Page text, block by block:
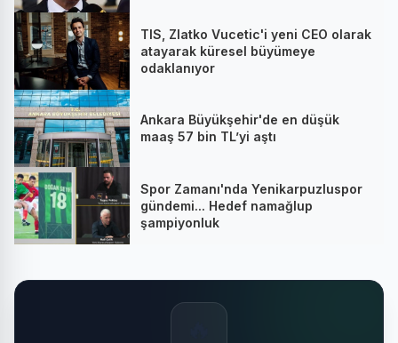
TIS, Zlatko Vucetic'i yeni CEO olarak
atayarak küresel büyümeye
odaklanıyor
Ankara Büyükşehir'de en düşük
maaş 57 bin TL’yi aştı
Spor Zamanı'nda Yenikarpuzluspor
gündemi... Hedef namağlup
şampiyonluk